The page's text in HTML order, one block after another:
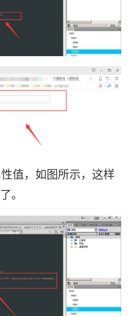
值，如图所示，这样
。